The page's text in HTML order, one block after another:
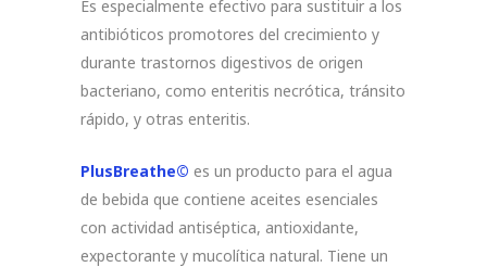
Es especialmente efectivo para sustituir a los
antibióticos promotores del crecimiento y
durante trastornos digestivos de origen
bacteriano, como enteritis necrótica, tránsito
rápido, y otras enteritis.
PlusBreathe© es un producto para el agua
de bebida que contiene aceites esenciales
con actividad antiséptica, antioxidante,
expectorante y mucolítica natural. Tiene un